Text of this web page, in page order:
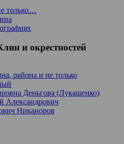
только…
и окрестностей
района и не только
Деньгова (Лукашенко)
Александрович
Никаноров